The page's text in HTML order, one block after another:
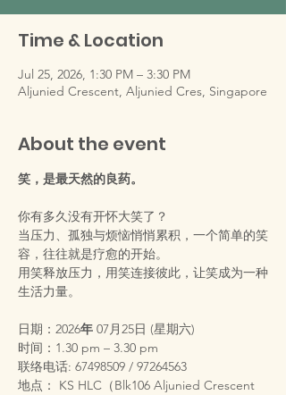
Time & Location
Jul 25, 2026, 1:30 PM – 3:30 PM
Aljunied Crescent, Aljunied Cres, Singapore
About the event
笑，是最天然的良药。
你有多久没有开怀大笑了？
当压力、孤独与烦恼悄悄累积，一个简单的笑
容，往往就是疗愈的开始。
用笑释放压力，用笑连接彼此，让笑成为一种
生活力量。
日期：2026年 07月25日 (星期六)
时间：1.30 pm – 3.30 pm
联络电话: 67498509 / 97264563
地点： KS HLC（Blk106 Aljunied Crescent